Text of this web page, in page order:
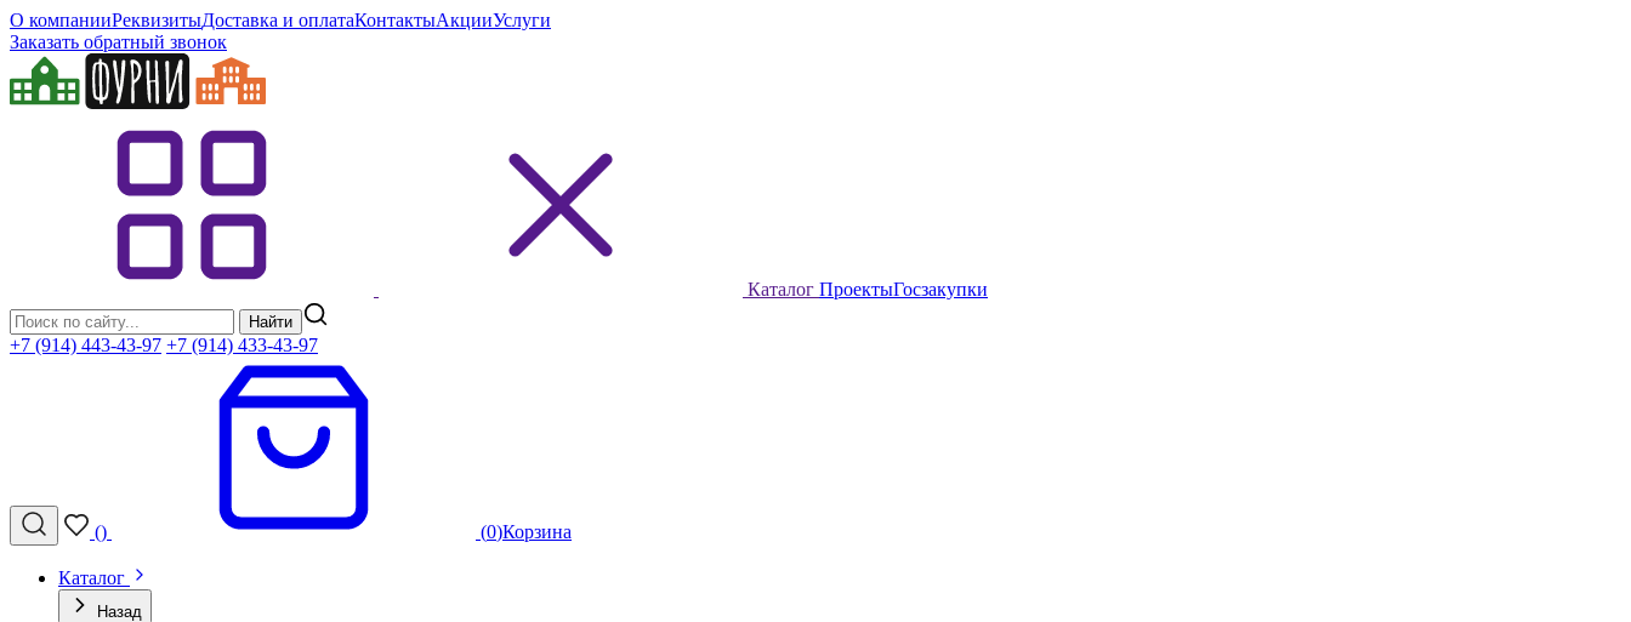
О компанииРеквизитыДоставка и оплатаКонтактыАкцииУслуги
Заказать обратный звонок
Каталог ПроектыГосзакупки
Найти
+7 (914) 443-43-97 +7 (914) 433-43-97
() (0)Корзина
Каталог
Назад